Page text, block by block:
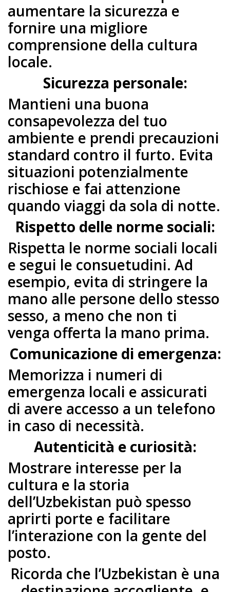
aumentare la sicurezza e
fornire una migliore
comprensione della cultura
locale.
Sicurezza personale:
Mantieni una buona
consapevolezza del tuo
ambiente e prendi precauzioni
standard contro il furto. Evita
situazioni potenzialmente
rischiose e fai attenzione
quando viaggi da sola di notte.
Rispetto delle norme sociali:
Rispetta le norme sociali locali
e segui le consuetudini. Ad
esempio, evita di stringere la
mano alle persone dello stesso
sesso, a meno che non ti
venga offerta la mano prima.
Comunicazione di emergenza:
Memorizza i numeri di
emergenza locali e assicurati
di avere accesso a un telefono
in caso di necessità.
Autenticità e curiosità:
Mostrare interesse per la
cultura e la storia
dell’Uzbekistan può spesso
aprirti porte e facilitare
l’interazione con la gente del
posto.
Ricorda che l’Uzbekistan è una